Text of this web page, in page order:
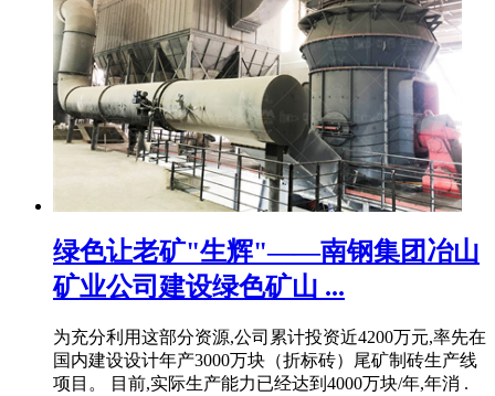
绿色让老矿"生辉"――南钢集团冶山
矿业公司建设绿色矿山 ...
为充分利用这部分资源,公司累计投资近4200万元,率先在
国内建设设计年产3000万块（折标砖）尾矿制砖生产线
项目。 目前,实际生产能力已经达到4000万块/年,年消 .